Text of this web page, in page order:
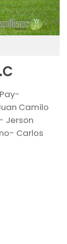
Camilo
Jerson
Carlos